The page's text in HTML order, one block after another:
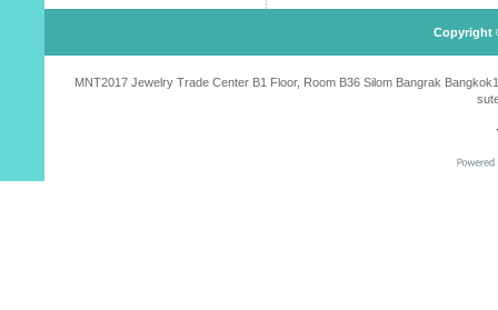
Copyright
MNT2017 Jewelry Trade Center B1 Floor, Room B36 Silom Bangrak